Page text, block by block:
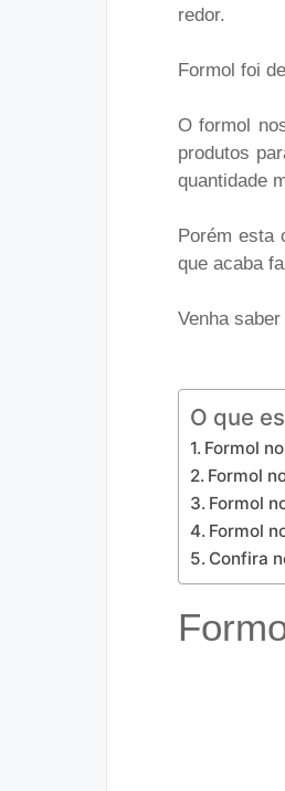
redor.
Formol foi
O formol
produtos
quantidade
Porém esta
que acaba
Venha
O que
Formol
Formol
Formol
Formol
Confira